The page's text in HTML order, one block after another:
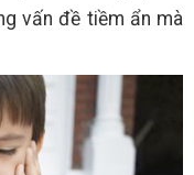
vấn đề tiềm ẩn mà